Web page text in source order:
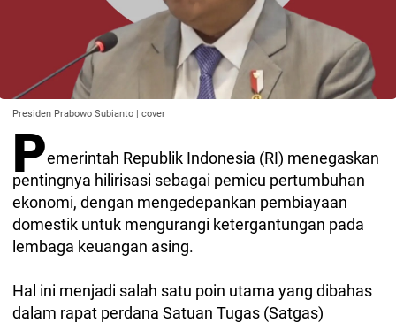
Presiden Prabowo Subianto | cover
Pemerintah Republik Indonesia (RI) menegaskan
pentingnya hilirisasi sebagai pemicu pertumbuhan
ekonomi, dengan mengedepankan pembiayaan
domestik untuk mengurangi ketergantungan pada
lembaga keuangan asing.
Hal ini menjadi salah satu poin utama yang dibahas
dalam rapat perdana Satuan Tugas (Satgas)